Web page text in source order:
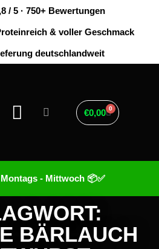
5 · 750+ Bewertungen
& voller Geschmack
deutschlandweit
€0,00 0
- Mittwoch 📦✅
BÄRLAUCH